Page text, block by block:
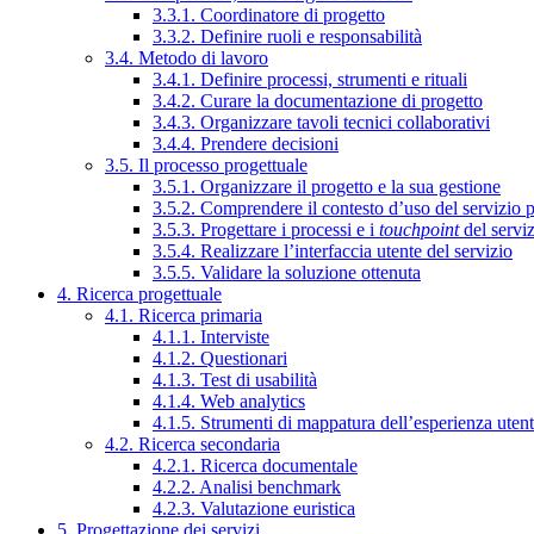
3.3.1. Coordinatore di progetto
3.3.2. Definire ruoli e responsabilità
3.4. Metodo di lavoro
3.4.1. Definire processi, strumenti e rituali
3.4.2. Curare la documentazione di progetto
3.4.3. Organizzare tavoli tecnici collaborativi
3.4.4. Prendere decisioni
3.5. Il processo progettuale
3.5.1. Organizzare il progetto e la sua gestione
3.5.2. Comprendere il contesto d’uso del servizio
3.5.3. Progettare i processi e i touchpointdel
3.5.4. Realizzare l’interfaccia utente del servizio
3.5.5. Validare la soluzione ottenuta
4. Ricerca progettuale
4.1. Ricerca primaria
4.1.1. Interviste
4.1.2. Questionari
4.1.3. Test di usabilità
4.1.4. Web analytics
4.1.5. Strumenti di mappatura dell’esperienza
4.2. Ricerca secondaria
4.2.1. Ricerca documentale
4.2.2. Analisi benchmark
4.2.3. Valutazione euristica
5. Progettazione dei servizi